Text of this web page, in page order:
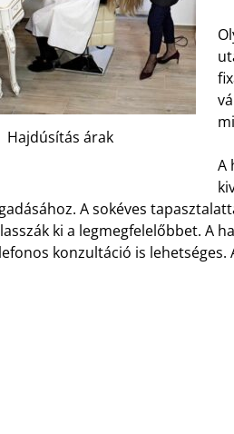
Hajdúsítás árak
A
A sokéves
ki a legmegfelelőbbet. A
konzultáció is